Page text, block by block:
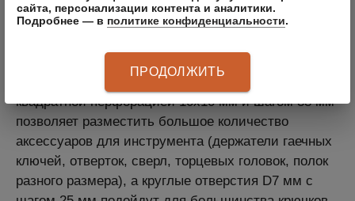
Универсальная перфорированная панель с
квадратной перфорацией 10х10 мм и шагом 38 мм
позволяет разместить большое количество
аксессуаров для инструмента (держатели гаечных
ключей, отверток, сверл, торцевых головок, полок
разного размера), а круглые отверстия D7 мм с
сайта, персонализации контента и аналитики.
Подробнее — в политике конфиденциальности.
ПРОДОЛЖИТЬ